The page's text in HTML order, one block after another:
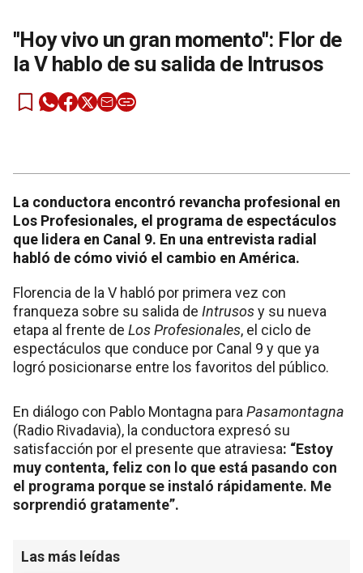
''Hoy vivo un gran momento'': Flor de
la V hablo de su salida de Intrusos
La conductora encontró revancha profesional en
Los Profesionales, el programa de espectáculos
que lidera en Canal 9. En una entrevista radial
habló de cómo vivió el cambio en América.
Florencia de la V habló por primera vez con
franqueza sobre su salida de Intrusosy su nueva
etapa al frente de Los Profesionales, el ciclo de
espectáculos que conduce por Canal 9 y que ya
logró posicionarse entre los favoritos del público.
En diálogo con Pablo Montagna para Pasamontagna
(Radio Rivadavia), la conductora expresó su
satisfacción por el presente que atraviesa: “Estoy
muy contenta, feliz con lo que está pasando con
el programa porque se instaló rápidamente. Me
sorprendió gratamente”.
Las más leídas